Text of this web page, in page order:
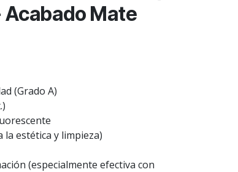
Acabado Mate
(Grado A)
la estética y limpieza)
(especialmente efectiva con